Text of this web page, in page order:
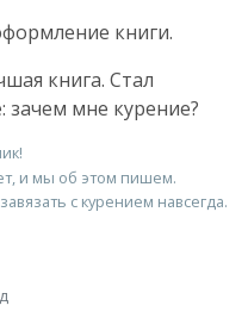
книги.
книга. Стал
зачем мне курение?
и мы об этом пишем.
с курением навсегда.